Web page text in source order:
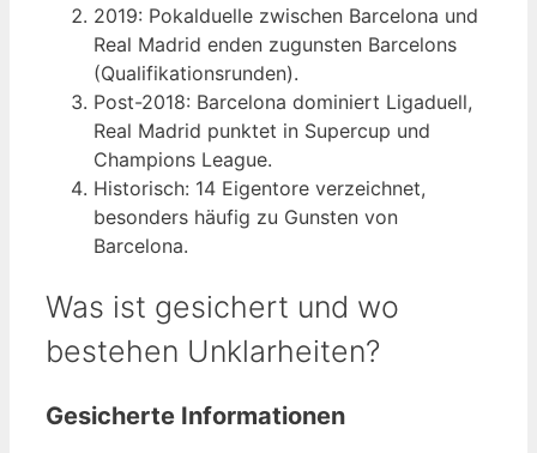
2019: Pokalduelle zwischen Barcelona und
Real Madrid enden zugunsten Barcelons
(Qualifikationsrunden).
Post-2018: Barcelona dominiert Ligaduell,
Real Madrid punktet in Supercup und
Champions League.
Historisch: 14 Eigentore verzeichnet,
besonders häufig zu Gunsten von
Barcelona.
Was ist gesichert und wo
bestehen Unklarheiten?
Gesicherte Informationen